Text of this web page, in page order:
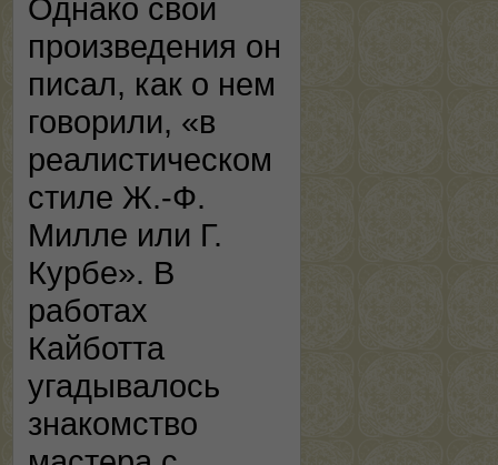
Однако свои
произведения он
писал, как о нем
говорили, «в
реалистическом
стиле Ж.-Ф.
Милле или Г.
Курбе». В
работах
Кайботта
угадывалось
знакомство